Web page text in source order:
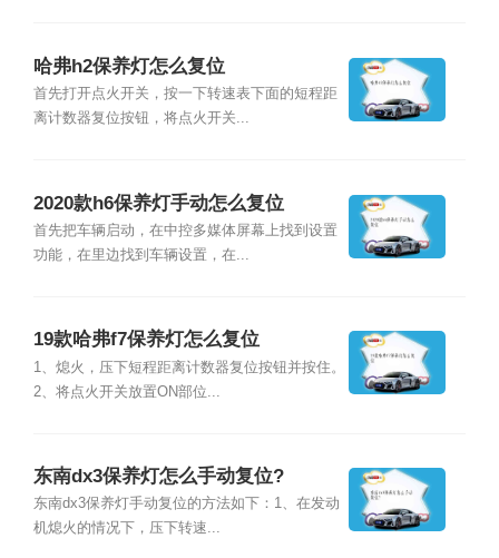
哈弗h2保养灯怎么复位
首先打开点火开关，按一下转速表下面的短程距
离计数器复位按钮，将点火开关...
2020款h6保养灯手动怎么复位
首先把车辆启动，在中控多媒体屏幕上找到设置
功能，在里边找到车辆设置，在...
19款哈弗f7保养灯怎么复位
1、熄火，压下短程距离计数器复位按钮并按住。
2、将点火开关放置ON部位...
东南dx3保养灯怎么手动复位?
东南dx3保养灯手动复位的方法如下：1、在发动
机熄火的情况下，压下转速...